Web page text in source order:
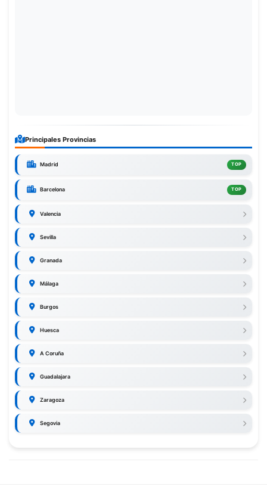
Principales Provincias
Madrid TOP
Barcelona TOP
Valencia
Sevilla
Granada
Málaga
Burgos
Huesca
A Coruña
Guadalajara
Zaragoza
Segovia